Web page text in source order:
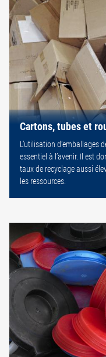
Cartons, tubes et
L’utilisation d’emballages
essentiel à l’avenir. Il est
taux de recyclage aussi
les ressources.